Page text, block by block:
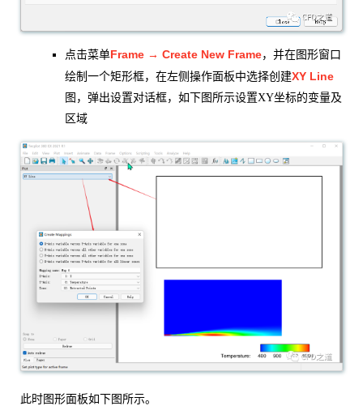
点击菜单Frame → Create New Frame，并在图形窗口
绘制一个矩形框，在左侧操作面板中选择创建XY Line
图，弹出设置对话框，如下图所示设置XY坐标的变量及
区域
此时图形面板如下图所示。